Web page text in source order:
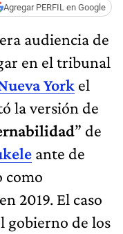
Agregar PERFIL en Google
audiencia de
en el tribunal
York el
la versión de
” de
ante de
como
en 2019. El caso
gobierno de los